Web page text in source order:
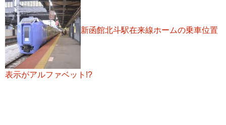
新函館北斗駅在来線ホームの乗車位置
表示がアルファベット!?